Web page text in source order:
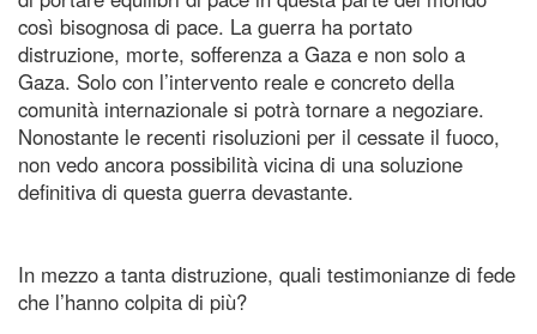
così bisognosa di pace. La guerra ha portato
distruzione, morte, sofferenza a Gaza e non solo a
Gaza. Solo con l’intervento reale e concreto della
comunità internazionale si potrà tornare a negoziare.
Nonostante le recenti risoluzioni per il cessate il fuoco,
non vedo ancora possibilità vicina di una soluzione
definitiva di questa guerra devastante.
In mezzo a tanta distruzione, quali testimonianze di fede
che l’hanno colpita di più?